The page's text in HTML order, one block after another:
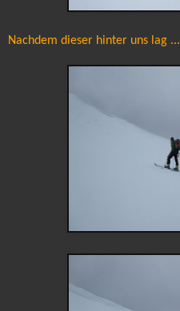
Nachdem dieser hinter uns lag ...